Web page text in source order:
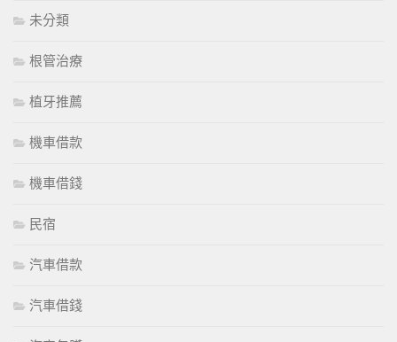
未分類
根管治療
植牙推薦
機車借款
機車借錢
民宿
汽車借款
汽車借錢